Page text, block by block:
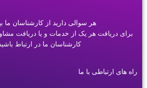
هر سوالی دارید از کارشناسان ما
برای دریافت هر یک از خدمات و یا دریافت
کارشناسان ما در ارتباط
راه های ارتباطی با ما